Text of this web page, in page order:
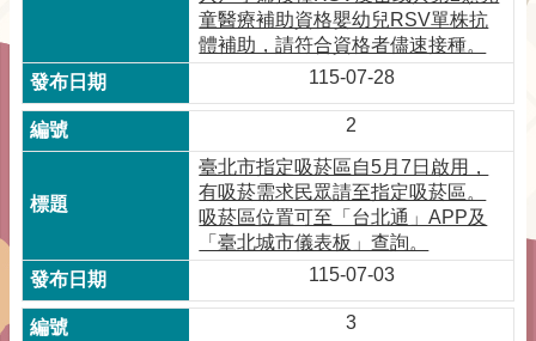
童醫療補助資格嬰幼兒RSV單株抗
體補助，請符合資格者儘速接種。
115-07-28
2
臺北市指定吸菸區自5月7日啟用，
有吸菸需求民眾請至指定吸菸區。
吸菸區位置可至「台北通」APP及
「臺北城市儀表板」查詢。
115-07-03
3